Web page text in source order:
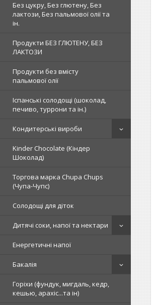
Без цукру, Без глютену, Без
лактози, Без пальмової олії та
ін.
Продукти БЕЗ ГЛЮТЕНУ, БЕЗ
ЛАКТОЗИ
Продукти без вмісту
пальмової олії
Іспанські солодощі (шоколад,
печиво, туррони та ін.)
Кондитерські вироби
Kinder Chocolate (Кіндер
Шоколад)
Торгова марка Chupa Chups
(Чупа-Чупс)
Солодощі для діток
Дитячі соки, напої та нектари
Енергетичні напої
Бакалія
Горіхи (фундук, мигдаль, кедр,
кешью, арахіс...та ін)